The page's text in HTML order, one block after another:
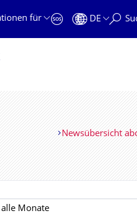
für
DE
Newsübersicht
auswählen